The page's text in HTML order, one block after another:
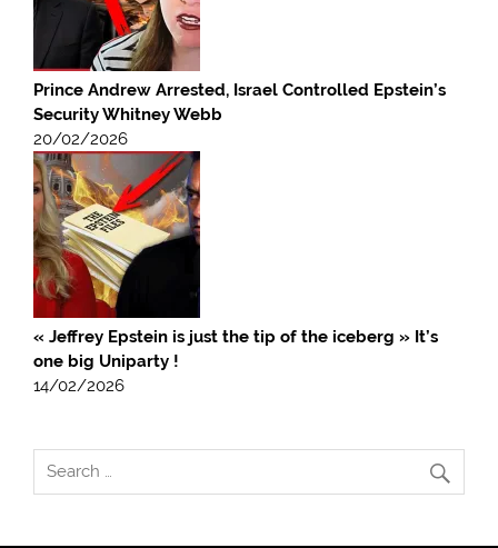
Prince Andrew Arrested, Israel Controlled Epstein’s
Security Whitney Webb
20/02/2026
« Jeffrey Epstein is just the tip of the iceberg » It’s
one big Uniparty !
14/02/2026